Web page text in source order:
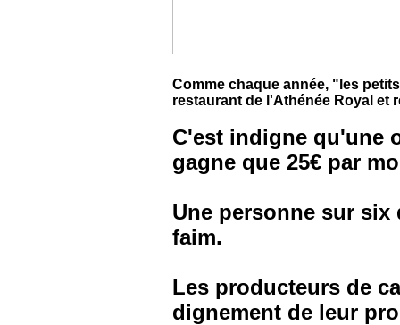
Comme chaque année, "les
restaurant de l'Athénée Royal et
C'est indigne qu'une
gagne que 25€ par
Une personne sur
faim.
Les producteurs de
dignement de leur